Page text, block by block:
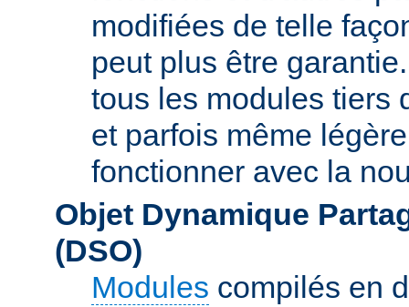
modifiées de telle
peut plus être
tous les modules tiers
et parfois même
fonctionner avec la
Objet Dynamique
(DSO)
Modules compilés en